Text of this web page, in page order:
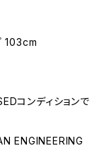
103cm
ンディションで
ENGINEERING